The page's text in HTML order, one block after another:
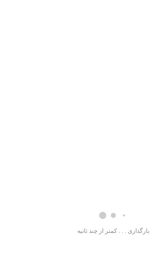
بارگذاری . . . کمتر از چند ثانیه